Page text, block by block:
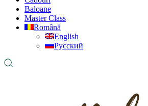
Baloane
Master Class
Română
English
Русский